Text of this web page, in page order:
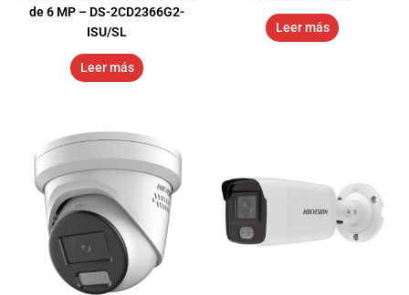
de 6 MP – DS-2CD2366G2-
ISU/SL
Leer más
Leer más